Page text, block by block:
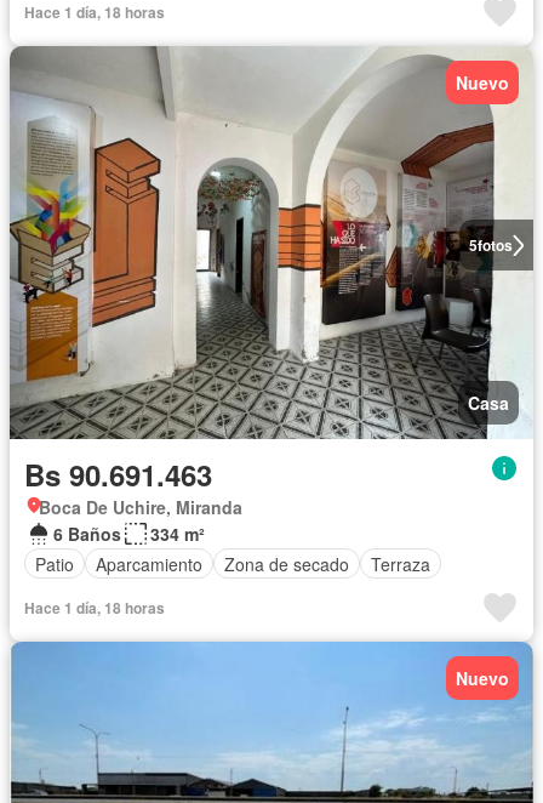
Hace 1 día, 18 horas
5fotos
Nuevo
Casa
Bs 90.691.463
Boca De Uchire, Miranda
6 Baños
334 m²
Patio
Aparcamiento Zona de secado Terraza
Hace 1 día, 18 horas
Nuevo